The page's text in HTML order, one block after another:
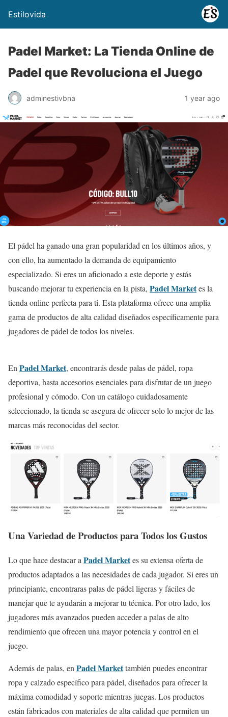
Estilovida
Padel Market: La Tienda Online de
Padel que Revoluciona el Juego
adminestivbna 1 year ago
El pádel ha ganado una gran popularidad en los últimos años, y
con ello, ha aumentado la demanda de equipamiento
especializado. Si eres un aficionado a este deporte y estás
buscando mejorar tu experiencia en la pista, Padel Marketes la
tienda online perfecta para ti. Esta plataforma ofrece una amplia
gama de productos de alta calidad diseñados específicamente para
jugadores de pádel de todos los niveles.
EnPadel Market, encontrarás desde palas de pádel, ropa
deportiva, hasta accesorios esenciales para disfrutar de un juego
profesional y cómodo. Con un catálogo cuidadosamente
seleccionado, la tienda se asegura de ofrecer solo lo mejor de las
marcas más reconocidas del sector.
Una Variedad de Productos para Todos los Gustos
Lo que hace destacar aPadel Marketes su extensa oferta de
productos adaptados a las necesidades de cada jugador. Si eres un
principiante, encontraras palas de pádel ligeras y fáciles de
manejar que te ayudarán a mejorar tu técnica. Por otro lado, los
jugadores más avanzados pueden acceder a palas de alto
rendimiento que ofrecen una mayor potencia y control en el
juego.
Además de palas, enPadel Markettambién puedes encontrar
ropa y calzado específico para pádel, diseñados para ofrecer la
máxima comodidad y soporte mientras juegas. Los productos
están fabricados con materiales de alta calidad que permiten un